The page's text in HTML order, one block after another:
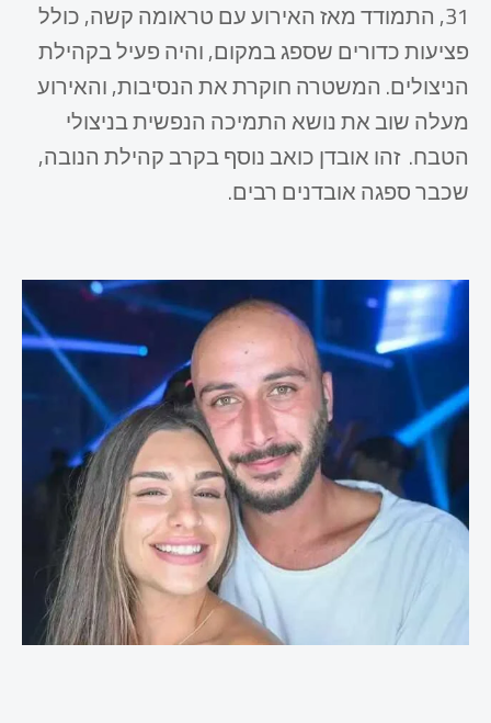
31, התמודד מאז האירוע עם טראומה קשה, כולל
פציעות כדורים שספג במקום, והיה פעיל בקהילת
הניצולים. המשטרה חוקרת את הנסיבות, והאירוע
מעלה שוב את נושא התמיכה הנפשית בניצולי
הטבח. זהו אובדן כואב נוסף בקרב קהילת הנובה,
שכבר ספגה אובדנים רבים.